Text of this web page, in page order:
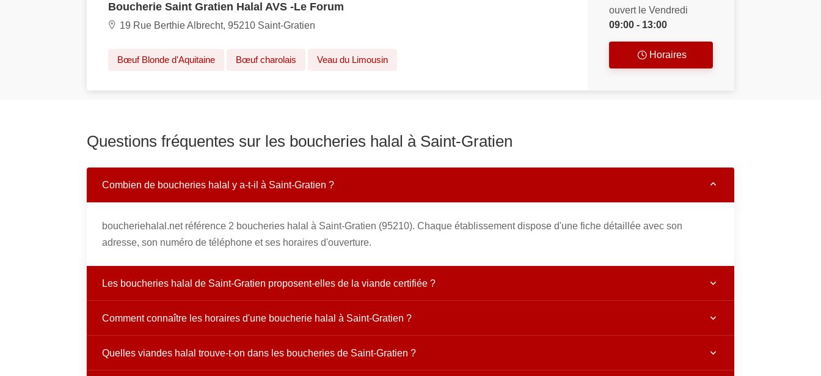
Boucherie Saint Gratien Halal AVS -Le Forum
19 Rue Berthie Albrecht, 95210 Saint-Gratien
Bœuf Blonde d'Aquitaine Bœuf charolais Veau du Limousin
ouvert le Vendredi
09:00 - 13:00
Horaires
Questions fréquentes sur les boucheries halal à Saint-Gratien
Combien de boucheries halal y a-t-il à Saint-Gratien ?
boucheriehalal.net référence 2 boucheries halal à Saint-Gratien (95210). Chaque établissement dispose d'une fiche détaillée avec son
adresse, son numéro de téléphone et ses horaires d'ouverture.
Les boucheries halal de Saint-Gratien proposent-elles de la viande certifiée ?
Comment connaître les horaires d'une boucherie halal à Saint-Gratien ?
Quelles viandes halal trouve-t-on dans les boucheries de Saint-Gratien ?